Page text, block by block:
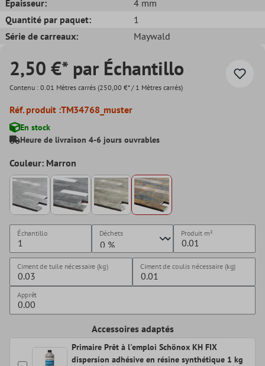
Epaisseur:
4 mm
Quantité par paquet:
1
Série de carreaux:
Maywald
2,50 €* par Échantillo
Contenu : 0.01 Mètres carrés (250,00 €* / 1 Mètres carrés)
Réf. produit :TM34768_muster
En stock
Heure de livraison 4-6 jours ouvrables
Couleur: Marron
Échantillo Déchets Produit m²
Ciment de tuile nécessaire (kg) Ciment de coulis nécessaire (kg)
Apprêt
Accessoires adaptés
Primaire Prêt à l'emploi Schönox KH FIX
dispersion adhésive en résine synthétique 1 kg